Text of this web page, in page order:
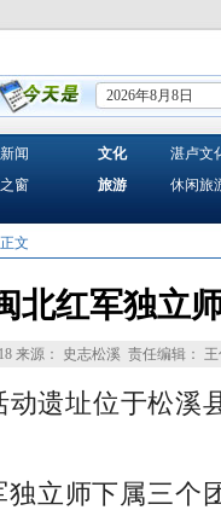
2026年8月8日
闻
窗
文化
旅游
湛卢文
休闲旅
文
红军独立
来源： 史志松溪 责任编辑：
遗址位于松溪
独立师下属三个